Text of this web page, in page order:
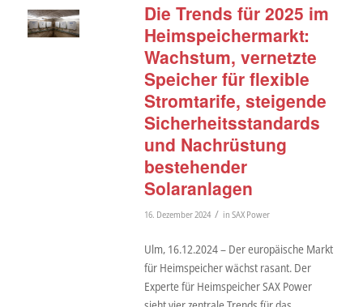
Die Trends für 2025 im
Heimspeichermarkt:
Wachstum, vernetzte
Speicher für flexible
Stromtarife, steigende
Sicherheitsstandards
und Nachrüstung
bestehender
Solaranlagen
16. Dezember 2024 / in SAX Power
Ulm, 16.12.2024 – Der europäische Markt
für Heimspeicher wächst rasant. Der
Experte für Heimspeicher SAX Power